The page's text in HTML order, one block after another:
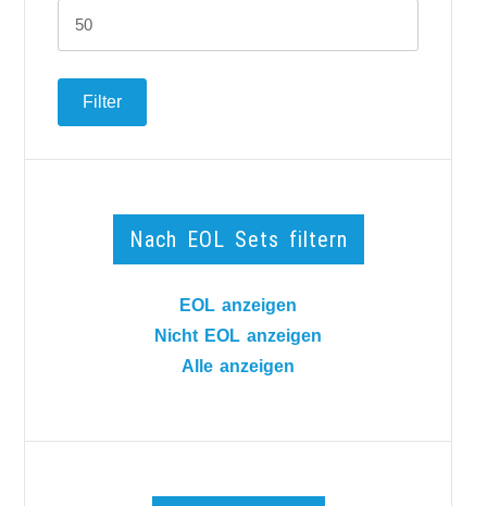
Filter
Nach EOL Sets filtern
EOL anzeigen
Nicht EOL anzeigen
Alle anzeigen